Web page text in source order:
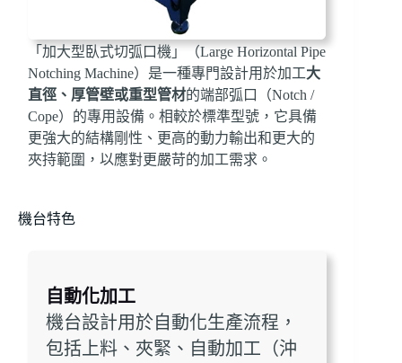
「加大型臥式切弧口機」（Large Horizontal Pipe
Notching Machine）是一種專門設計用於加工大
直徑、厚管壁或重型管材的端部弧口（Notch /
Cope）的專用設備。相較於標準型號，它具備
更強大的結構剛性、更高的動力輸出和更大的
夾持範圍，以應對更嚴苛的加工需求。
機台特色
自動化加工
機台設計用於自動化生產流程，
包括上料、夾緊、自動加工（沖